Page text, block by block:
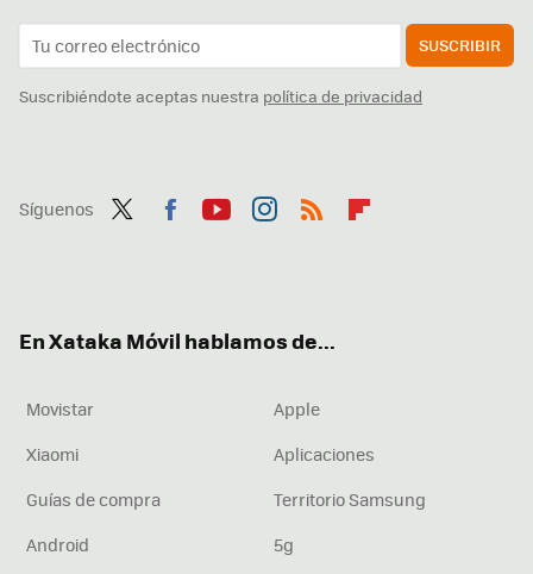
SUSCRIBIR
Suscribiéndote aceptas nuestra política de privacidad
Síguenos
En Xataka Móvil hablamos de...
Movistar
Apple
Xiaomi
Aplicaciones
Guías de compra
Territorio Samsung
Android
5g